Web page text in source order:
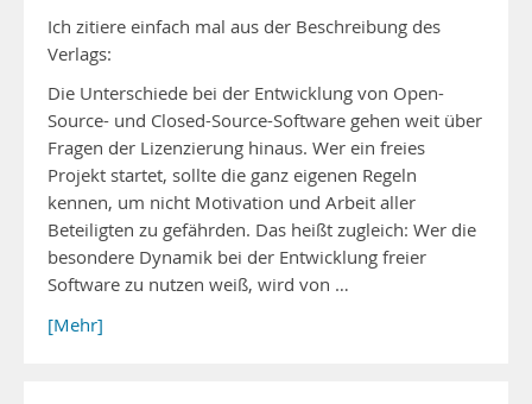
Ich zitiere einfach mal aus der Beschreibung des
Verlags:
Die Unterschiede bei der Entwicklung von Open-
Source- und Closed-Source-Software gehen weit über
Fragen der Lizenzierung hinaus. Wer ein freies
Projekt startet, sollte die ganz eigenen Regeln
kennen, um nicht Motivation und Arbeit aller
Beteiligten zu gefährden. Das heißt zugleich: Wer die
besondere Dynamik bei der Entwicklung freier
Software zu nutzen weiß, wird von …
[Mehr]